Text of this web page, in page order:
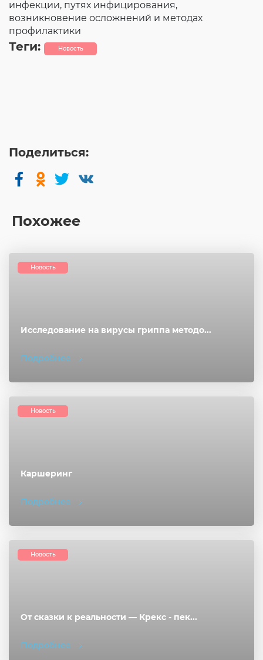
инфекции, путях инфицирования,
возникновение осложнений и методах
профилактики
Теги: Новость
Поделиться:
Похожее
Исследование на вирусы гриппа методо...
Подробнее
Новость
Каршеринг
Подробнее
Новость
От сказки к реальности — Крекс - пек...
Подробнее
Новость